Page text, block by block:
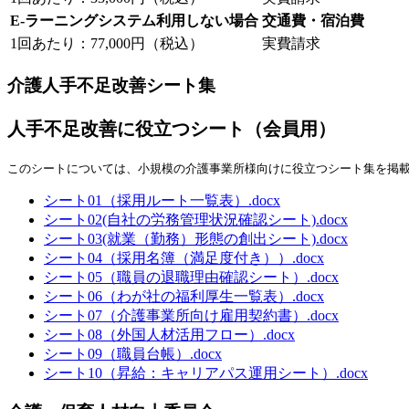
E-ラーニングシステム利用しない場合 交通費・宿泊費
1回あたり：77,000円（税込）
実費請求
介護人手不足改善シート集
人手不足改善に役立つシート（会員用）
このシートについては、小規模の介護事業所様向けに役立つシート集を掲載
シート01（採用ルート一覧表）.docx
シート02(自社の労務管理状況確認シート).docx
シート03(就業（勤務）形態の創出シート).docx
シート04（採用名簿（満足度付き））.docx
シート05（職員の退職理由確認シート）.docx
シート06（わが社の福利厚生一覧表）.docx
シート07（介護事業所向け雇用契約書）.docx
シート08（外国人材活用フロー）.docx
シート09（職員台帳）.docx
シート10（昇給：キャリアパス運用シート）.docx